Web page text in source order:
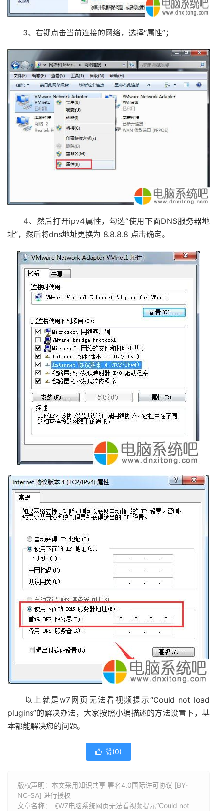
3、右键点击当前连接的网络，选择“属性”；
4、然后打开ipv4属性，勾选“使用下面DNS服务器地
址”，然后将dns地址更换为 8.8.8.8 点击确定。
以上就是w7网页无法看视频提示“Could not load
plugins”的解决办法，大家按照小编描述的方法设置下，基
本都能解决您的问题。
 赞(0)
版权声明：本文采用知识共享 署名4.0国际许可协议 [BY-
NC-SA] 进行授权
文章名称：《W7电脑系统网页无法看视频提示“Could not